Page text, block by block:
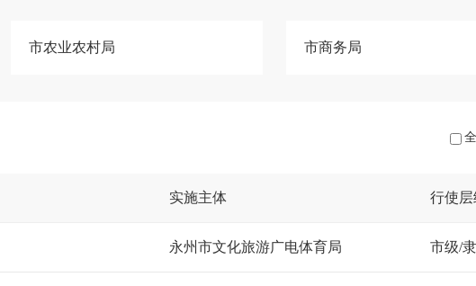
市农业农村局 市商务局